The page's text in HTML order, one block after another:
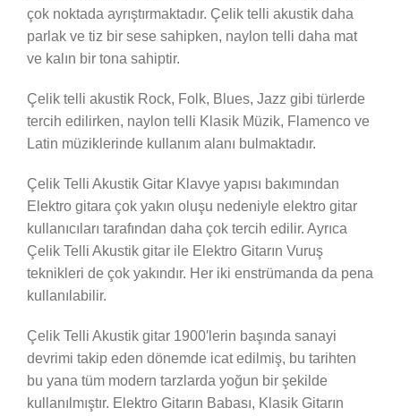
çok noktada ayrıştırmaktadır. Çelik telli akustik daha
parlak ve tiz bir sese sahipken, naylon telli daha mat
ve kalın bir tona sahiptir.
Çelik telli akustik Rock, Folk, Blues, Jazz gibi türlerde
tercih edilirken, naylon telli Klasik Müzik, Flamenco ve
Latin müziklerinde kullanım alanı bulmaktadır.
Çelik Telli Akustik Gitar Klavye yapısı bakımından
Elektro gitara çok yakın oluşu nedeniyle elektro gitar
kullanıcıları tarafından daha çok tercih edilir. Ayrıca
Çelik Telli Akustik gitar ile Elektro Gitarın Vuruş
teknikleri de çok yakındır. Her iki enstrümanda da pena
kullanılabilir.
Çelik Telli Akustik gitar 1900′lerin başında sanayi
devrimi takip eden dönemde icat edilmiş, bu tarihten
bu yana tüm modern tarzlarda yoğun bir şekilde
kullanılmıştır. Elektro Gitarın Babası, Klasik Gitarın